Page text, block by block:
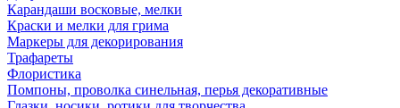
Карандаши восковые, мелки
Краски и мелки для грима
Маркеры для декорирования
Трафареты
Флористика
Помпоны, проволка синельная, перья декоративные